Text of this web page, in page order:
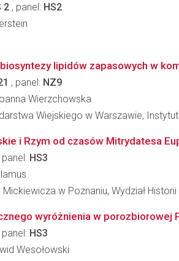
2 , panel: HS2
lipidów zapasowych w
, panel: NZ9
Wierzchowska
Wiejskiego w Warszawie,
i Rzym od czasów Mitrydatesa
panel: HS3
w Poznaniu, Wydział Historii
wyróżnienia w porozbiorowej
panel: HS3
Wesołowski